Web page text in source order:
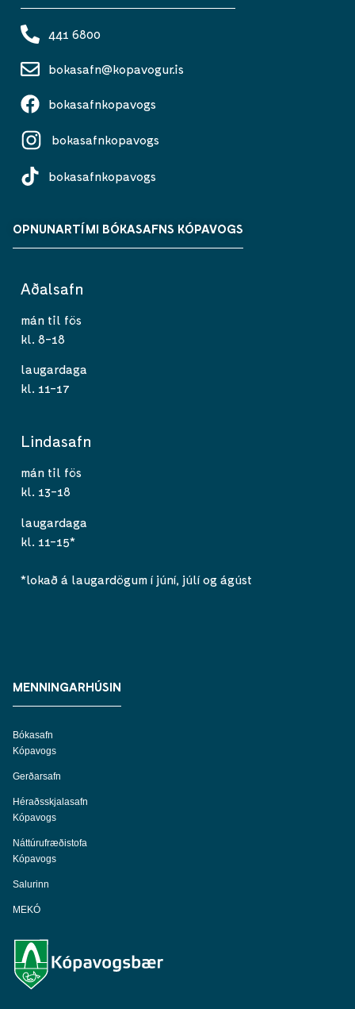
441 6800
bokasafn@kopavogur.is
bokasafnkopavogs
bokasafnkopavogs
bokasafnkopavogs
OPNUNARTÍMI BÓKASAFNS KÓPAVOGS
Aðalsafn
mán til fös
kl. 8-18
laugardaga
kl. 11-17
Lindasafn
mán til fös
kl. 13-18
laugardaga
kl. 11-15*
*lokað á laugardögum í júní, júlí og ágúst
MENNINGARHÚSIN
Bókasafn
Kópavogs
Gerðarsafn
Héraðsskjalasafn
Kópavogs
Náttúrufræðistofa
Kópavogs
Salurinn
MEKÓ